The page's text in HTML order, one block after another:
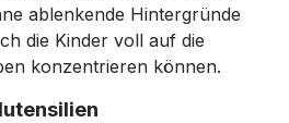
ablenkende Hintergründe
die Kinder voll auf die
konzentrieren können.